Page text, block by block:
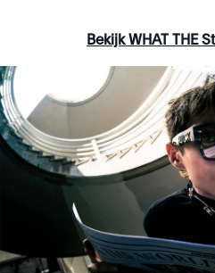
Bekijk WHAT THE